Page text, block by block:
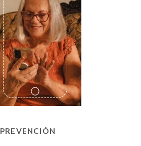
PREVENCIÓN